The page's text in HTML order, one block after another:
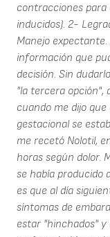
contracciones para
inducidos). 2-
Manejo
información que
decisión. Sin
"la tercera opción",
cuando me dijo
gestacional se
me recetó Nolotil,
horas según dolor.
se había producido
es que al día
síntomas de
estar "hinchados"